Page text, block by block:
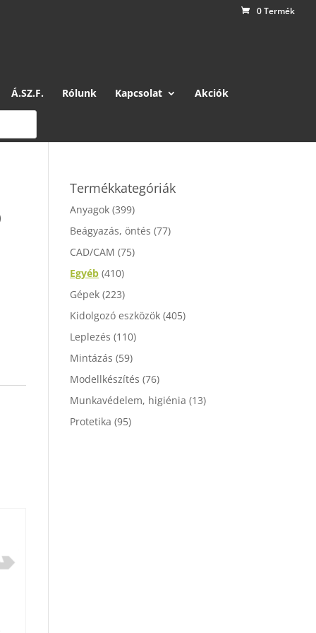
0 Termék
Á.SZ.F. Rólunk Kapcsolat Akciók
Termékkategóriák
Anyagok (399)
Beágyazás, öntés (77)
CAD/CAM (75)
Egyéb (410)
Gépek (223)
Kidolgozó eszközök (405)
Leplezés (110)
Mintázás (59)
Modellkészítés (76)
Munkavédelem, higiénia (13)
Protetika (95)